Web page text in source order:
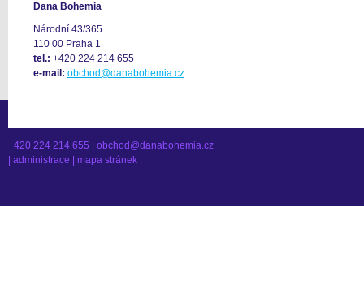
Dana Bohemia
Národní 43/365
110 00 Praha 1
tel.: +420 224 214 655
e-mail: obchod@danabohemia.cz
+420 224 214 655 | obchod@danabohemia.cz
administrace mapa stránek|